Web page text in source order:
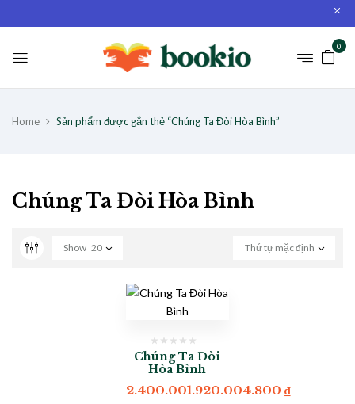
0
Home Sản phẩm được gắn thẻ “Chúng Ta Đòi Hòa Bình”
Chúng Ta Đòi Hòa Bình
Thứ tự mặc định
Show 20
Chúng Ta Đòi
Hòa Bình
2.400.001.920.004.800₫